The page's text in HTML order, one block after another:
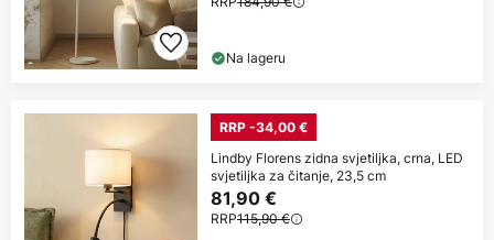
Na lageru
RRP -34,00 €
Lindby Florens zidna svjetiljka, crna, LED
svjetiljka za čitanje, 23,5 cm
81,90 €
RRP115,90 €